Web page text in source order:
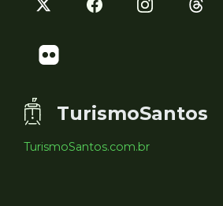
TurismoSantos
TurismoSantos.com.br